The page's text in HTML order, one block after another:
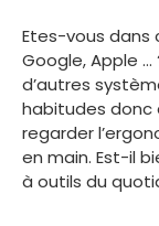
Etes-vous dans
Google, Apple …
d’autres
habitudes donc
regarder
en main. Est-il
à outils du